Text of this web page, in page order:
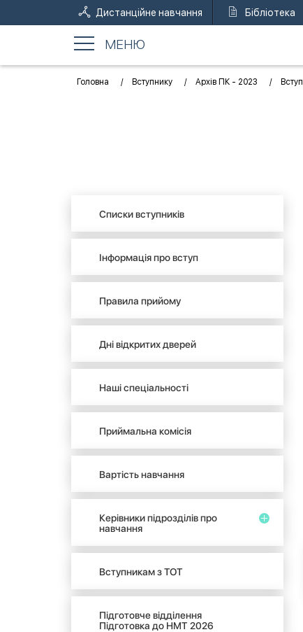
Дистанційне навчання Бібліотека
МЕНЮ
Головна Вступнику Архів ПК - 2023
Списки вступників
Інформація про вступ
Правила прийому
Дні відкритих дверей
Наші спеціальності
Приймальна комісія
Вартість навчання
Керівники підрозділів про
навчання
Вступникам з ТОТ
Підготовче відділення
Підготовка до НМТ 2026